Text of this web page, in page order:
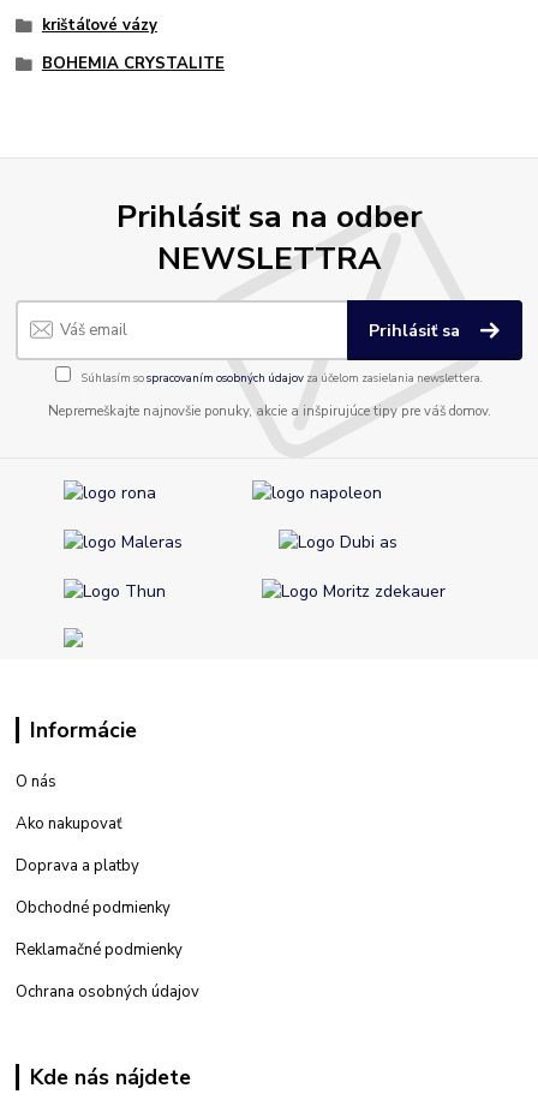
krištáľové vázy
BOHEMIA CRYSTALITE
Prihlásiť sa na odber
NEWSLETTRA
Prihlásiť sa
Súhlasím sospracovaním osobných údajov za účelom zasielania newslettera.
Nepremeškajte najnovšie ponuky, akcie a inšpirujúce tipy pre váš domov.
Informácie
O nás
Ako nakupovať
Doprava a platby
Obchodné podmienky
Reklamačné podmienky
Ochrana osobných údajov
Kde nás nájdete